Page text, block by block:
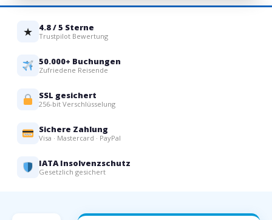
★ 4.8 / 5 Sterne
Trustpilot Bewertung
50.000+ Buchungen
Zufriedene Reisende
SSL gesichert
256-bit Verschlüsselung
Sichere Zahlung
Visa · Mastercard · PayPal
IATA Insolvenzschutz
Gesetzlich gesichert